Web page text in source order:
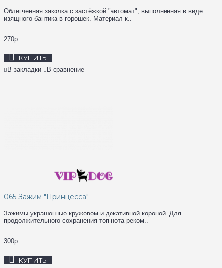
Облегченная заколка с застёжкой "автомат", выполненная в виде
изящного бантика в горошек. Материал к..
270р.
КУПИТЬ
В закладки В сравнение
065 Зажим "Принцеcса"
Зажимы украшенные кружевом и декативной короной. Для
продолжительного сохранения топ-нота реком..
300р.
КУПИТЬ